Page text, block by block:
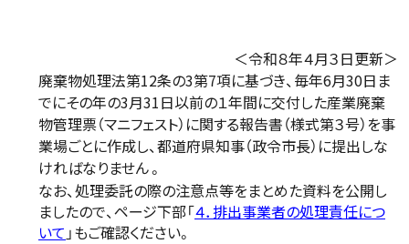
＜令和８年４月３日更新＞
廃棄物処理法第12条の3第7項に基づき、毎年6月30日ま
でにその年の3月31日以前の１年間に交付した産業廃棄
物管理票（マニフェスト）に関する報告書（様式第３号）を事
業場ごとに作成し、都道府県知事（政令市長）に提出しな
ければなりません。
なお、処理委託の際の注意点等をまとめた資料を公開し
ましたので、ページ下部「４．排出事業者の処理責任につ
いて 」もご確認ください。